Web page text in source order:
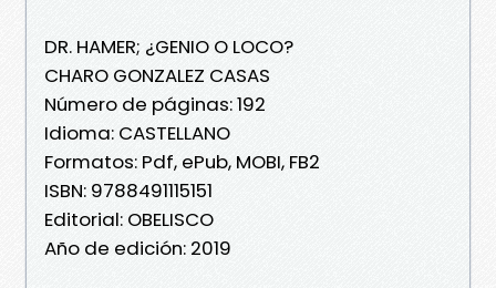
DR. HAMER; ¿GENIO O LOCO?
CHARO GONZALEZ CASAS
Número de páginas: 192
Idioma: CASTELLANO
Formatos: Pdf, ePub, MOBI, FB2
ISBN: 9788491115151
Editorial: OBELISCO
Año de edición: 2019